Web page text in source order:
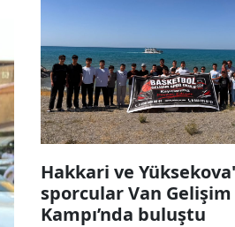
Hakkari ve
sporcular Van
Kampı’nda buluştu